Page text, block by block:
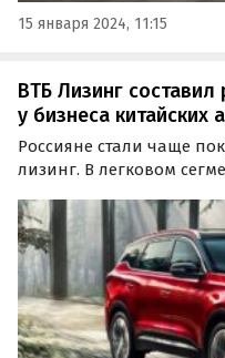
15 января 2024, 11:15
ВТБ Лизинг
у бизнеса китайских
Россияне стали чаще
лизинг. В легковом
грузовом — с 33% до
компании.